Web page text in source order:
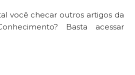
você checar outros artigos da
Basta acessar